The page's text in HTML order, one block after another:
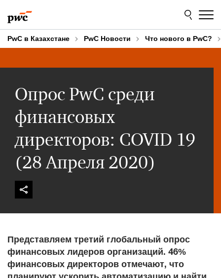
to
content
to
footer
PwC в Казахстане PwC Новости Что нового в PwC?
Опрос PwC среди
финансовых
директоров: COVID 19
(28 Апреля 2020)
Представляем третий глобальный опрос
финансовых лидеров организаций. 46%
финансовых директоров отмечают, что